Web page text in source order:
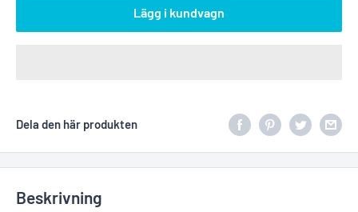
Lägg i kundvagn
Dela den här produkten
Beskrivning